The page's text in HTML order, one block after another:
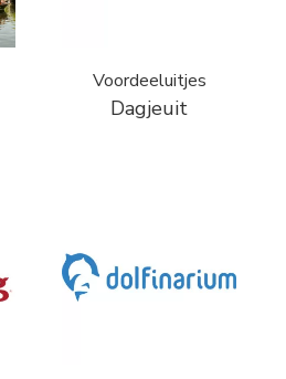
Voordeeluitjes
Dagjeuit